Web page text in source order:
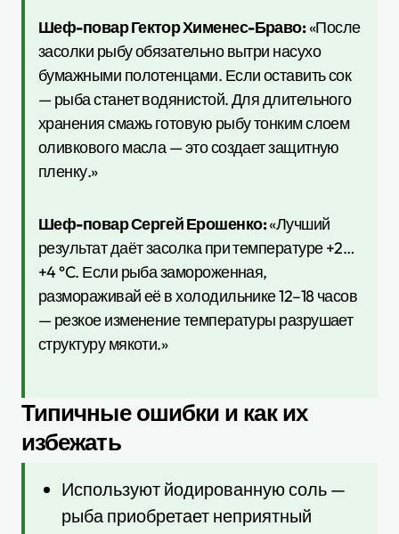
Шеф-повар Гектор Хименес-Браво:«После
засолки рыбу обязательно вытри насухо
бумажными полотенцами. Если оставить сок
— рыба станет водянистой. Для длительного
хранения смажь готовую рыбу тонким слоем
оливкового масла — это создает защитную
пленку.»
Шеф-повар Сергей Ерошенко:«Лучший
результат даёт засолка при температуре +2…
+4 °C. Если рыба замороженная,
размораживай её в холодильнике 12–18 часов
— резкое изменение температуры разрушает
структуру мякоти.»
Типичные ошибки и как их
избежать
Используют йодированную соль —
рыба приобретает неприятный